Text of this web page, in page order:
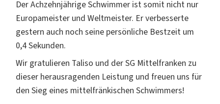
Der Achzehnjährige Schwimmer ist somit nicht nur
Europameister und Weltmeister. Er verbesserte
gestern auch noch seine persönliche Bestzeit um
0,4 Sekunden.
Wir gratulieren Taliso und der SG Mittelfranken zu
dieser herausragenden Leistung und freuen uns für
den Sieg eines mittelfränkischen Schwimmers!